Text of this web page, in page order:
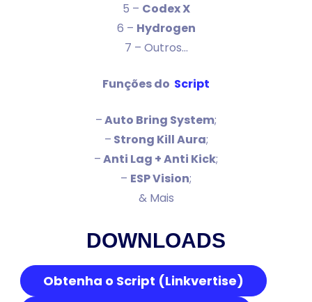
5 – Codex X
6 – Hydrogen
7 – Outros…
Funções do Script
–Auto Bring System;
– Strong Kill Aura;
–Anti Lag + Anti Kick;
– ESP Vision;
& Mais
DOWNLOADS
Obtenha o Script (Linkvertise)